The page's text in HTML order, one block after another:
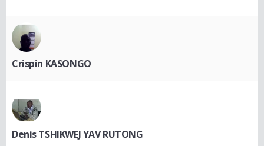
Crispin KASONGO
Denis TSHIKWEJ YAV RUTONG